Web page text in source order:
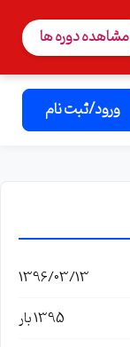
مشاهده دوره ها
ورود/ثبت نام
1396/03/13
1395 بار